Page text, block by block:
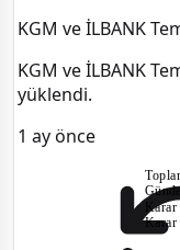
KGM ve İLBANK
KGM ve İLBANK
yüklendi.
1 ay önce
Karar